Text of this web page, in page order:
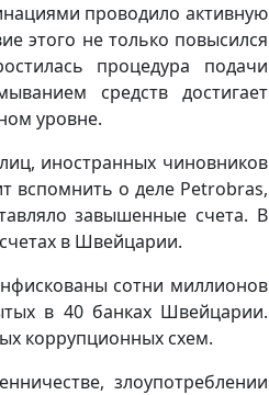
проводило активную
этого не только повысился
процедура подачи
средств достигает
уровне.
иностранных чиновников
вспомнить о деле Petrobras,
завышенные счета. В
в Швейцарии.
сотни миллионов
в 40 банках Швейцарии.
коррупционных схем.
злоупотреблении